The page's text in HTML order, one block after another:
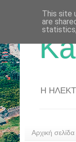
Η
Αρχική σελίδα
This site
are